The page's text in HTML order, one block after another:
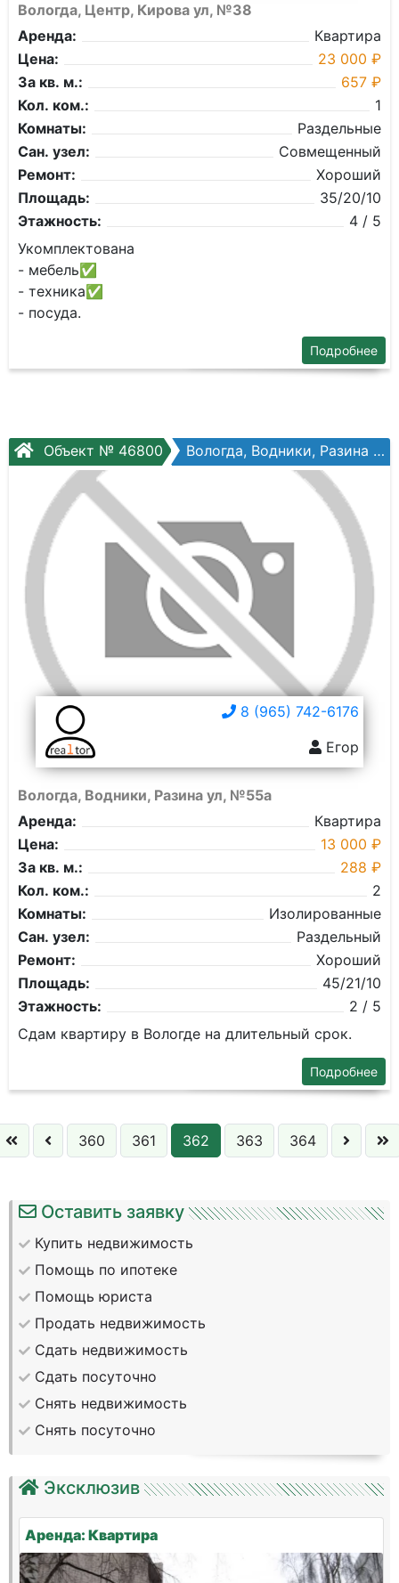
Вологда, Центр, Кирова ул, №38
Аренда:
Квартира
Цена:
23 000 ₽
За кв. м.:
657 ₽
Кол. ком.:
1
Комнаты:
Раздельные
Сан. узел:
Совмещенный
Ремонт:
Хороший
Площадь:
35/20/10
Этажность:
4 / 5
Укомплектована
- мебель✅
- техника✅
- посуда.
Подробнее
Объект № 46800 Вологда, Водники, Разина ул, №55а
8 (965) 742-6176
Егор
Вологда, Водники, Разина ул, №55а
Аренда:
Квартира
Цена:
13 000 ₽
За кв. м.:
288 ₽
Кол. ком.:
2
Комнаты:
Изолированные
Сан. узел:
Раздельный
Ремонт:
Хороший
Площадь:
45/21/10
Этажность:
2 / 5
Сдам квартиру в Вологде на длительный срок.
Подробнее
360 361 362 363 364
Оставить заявку
Купить недвижимость
Помощь по ипотеке
Помощь юриста
Продать недвижимость
Сдать недвижимость
Сдать посуточно
Снять недвижимость
Снять посуточно
Эксклюзив
Аренда: Квартира